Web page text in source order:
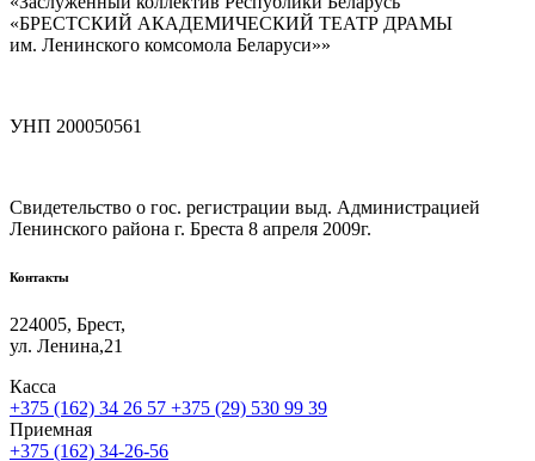
«БРЕСТСКИЙ АКАДЕМИЧЕСКИЙ ТЕАТР ДРАМЫ
им. Ленинского комсомола Беларуси»»
УНП 200050561
Свидетельство о гос. регистрации выд. Администрацией
Ленинского района г. Бреста 8 апреля 2009г.
Контакты
224005, Брест,
ул. Ленина,21
Касса
+375 (162) 34 26 57 +375 (29) 530 99 39
Приемная
+375 (162) 34-26-56